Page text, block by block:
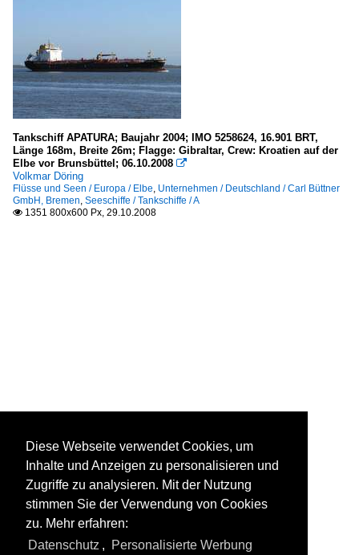
Tankschiff APATURA; Baujahr 2004; IMO 5258624, 16.901 BRT,
Länge 168m, Breite 26m; Flagge: Gibraltar, Crew: Kroatien auf der
Elbe vor Brunsbüttel; 06.10.2008 
Volkmar Döring
Flüsse und Seen / Europa / Elbe Unternehmen / Deutschland / Carl Büttner
GmbH, Bremen Seeschiffe / Tankschiffe / A
 1351 800x600 Px, 29.10.2008
Diese Webseite verwendet Cookies, um
Inhalte und Anzeigen zu personalisieren und
Zugriffe zu analysieren. Mit der Nutzung
stimmen Sie der Verwendung von Cookies
zu. Mehr erfahren:
Datenschutz , Personalisierte Werbung